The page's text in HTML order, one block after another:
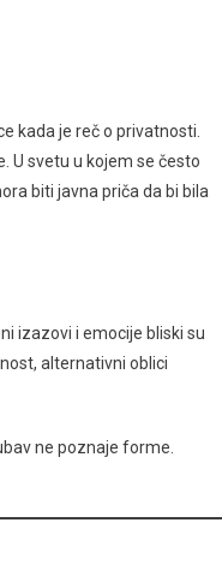
kada je reč o privatnosti.
U svetu u kojem se često
biti javna priča da bi bila
izazovi i emocije bliski su
alternativni oblici
ne poznaje forme.